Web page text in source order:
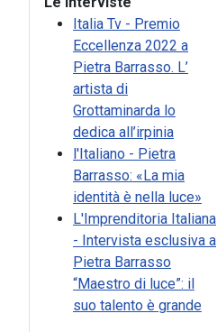
Italia Tv - Premio
Eccellenza 2022 a
Pietra Barrasso. L’
artista di
Grottaminarda lo
dedica all’irpinia
l'Italiano - Pietra
Barrasso: «La mia
identità è nella luce»
L'Imprenditoria Italiana
- Intervista esclusiva a
Pietra Barrasso
“Maestro di luce”: il
suo talento è grande